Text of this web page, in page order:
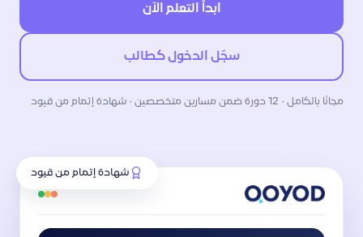
ابدأ التعلم الآن
سجّل الدخول كطالب
مجانًا بالكامل · 12 دورة ضمن مسارين متخصصين · شهادة إتمام من قيود
شهادة إتمام من قيود